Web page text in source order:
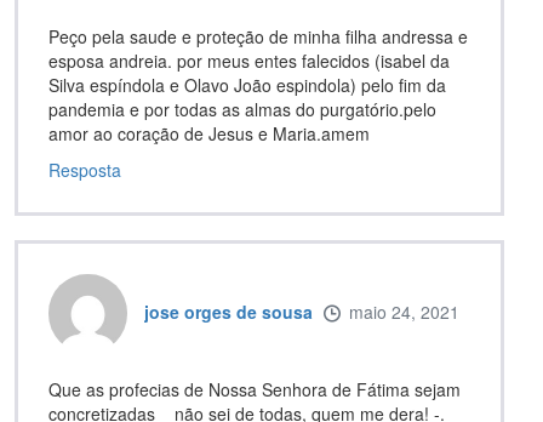
Peço pela saude e proteção de minha filha andressa e
esposa andreia. por meus entes falecidos (isabel da
Silva espíndola e Olavo João espindola) pelo fim da
pandemia e por todas as almas do purgatório.pelo
amor ao coração de Jesus e Maria.amem
Resposta
jose orges de sousa maio 24, 2021
Que as profecias de Nossa Senhora de Fátima sejam
concretizadas _ não sei de todas, quem me dera! -.